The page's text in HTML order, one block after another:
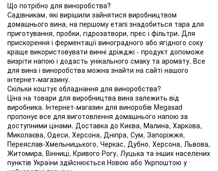
Що потрібно для виноробства?
Садівникам, які вирішили зайнятися виробництвом
домашнього вина, на першому етапі знадобиться тара для
приготування, пробки, гідрозатвори, прес і фільтри. Для
прискорення і ферментації виноградного або ягідного соку
краще використовувати винні дріжджі - продукт допоможе
визріти напою і додасть унікального смаку та аромату. Все
для вина і виноробства можна знайти на сайті нашого
інтернет-магазину.
Скільки коштує обладнання для виноробства?
Ціна на товари для виробництва вина залежить від
виробника. Інтернет-магазин для виноробів Megasad
пропонує все для виготовлення домашнього напою за
доступними цінами. Доставка до Києва, Малина, Харкова,
Миколаєва, Одеси, Херсона, Дніпра, Сум, Запоріжжя,
Переяслав-Хмельницького, Черкас, Дубно, Херсона, Львова,
Житомира, Вінниці, Кривого Рогу, Луцька та інших населених
пунктів України здійснюється Новою або Укрпоштою у